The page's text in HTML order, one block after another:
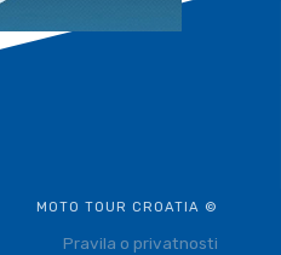
MOTO TOUR CROATIA ©
Pravila o privatnosti